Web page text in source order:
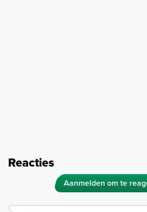
Reacties
Aanmelden om te